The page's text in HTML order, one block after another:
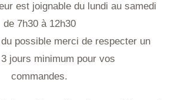
est joignable du lundi au samedi
de 7h30 à 12h30
possible merci de respecter un
jours minimum pour vos
commandes.